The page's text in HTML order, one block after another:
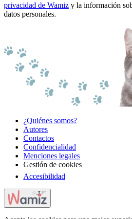
privacidad de Wamiz y la información
datos personales.
¿Quiénes somos?
Autores
Contactos
Confidencialidad
Menciones legales
Gestión de cookies
Accesibilidad